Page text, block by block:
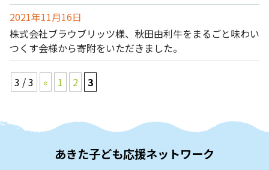
2021年11月16日
株式会社ブラウブリッツ様、秋田由利牛をまるごと味わい
つくす会様から寄附をいただきました。
3 / 3 « 1 2 3
あきた子ども応援ネットワーク